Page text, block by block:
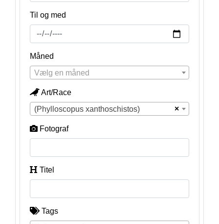
Til og med
Måned
Vælg en måned
Art/Race
×
(Phylloscopus xanthoschistos)
Fotograf
Titel
Tags